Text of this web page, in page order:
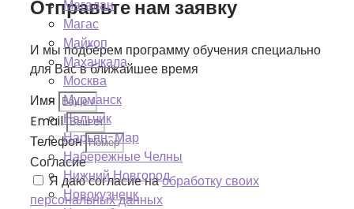
Магадан
Магас
Майкоп
Махачкала
Москва
Мурманск
Нальчик
Нарьян-Мар
Набережные Челны
Нижний Новгород
Новокузнецк
Отправьте нам заявку
И мы подберем программу обучения специально
для Вас в ближайшее время
Имя
Email
Телефон
Согласие
Я даю согласие наобработку своих
персональных данных